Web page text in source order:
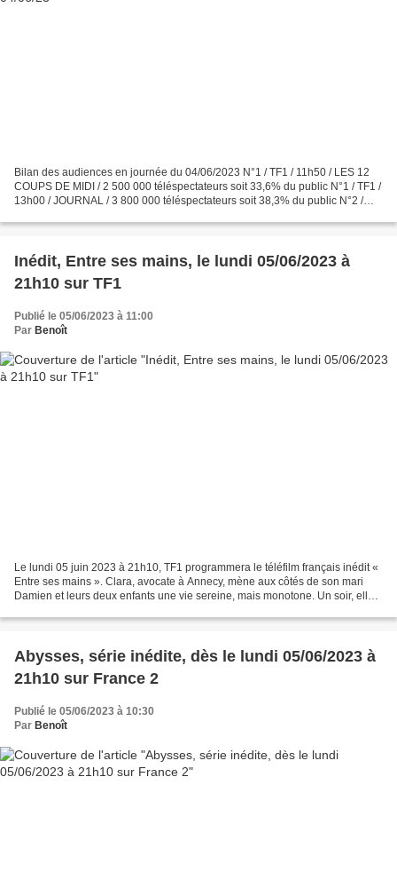
Bilan des audiences en journée du 04/06/2023 N°1 / TF1 / 11h50 / LES 12
COUPS DE MIDI / 2 500 000 téléspectateurs soit 33,6% du public N°1 / TF1 /
13h00 / JOURNAL / 3 800 000 téléspectateurs soit 38,3% du public N°2 /
Inédit, Entre ses mains, le lundi 05/06/2023 à
21h10 sur TF1
Publié le 05/06/2023 à 11:00
Par Benoît
Le lundi 05 juin 2023 à 21h10, TF1 programmera le téléfilm français inédit «
Entre ses mains ». Clara, avocate à Annecy, mène aux côtés de son mari
Damien et leurs deux enfants une vie sereine, mais monotone. Un soir, elle
Abysses, série inédite, dès le lundi 05/06/2023 à
21h10 sur France 2
Publié le 05/06/2023 à 10:30
Par Benoît